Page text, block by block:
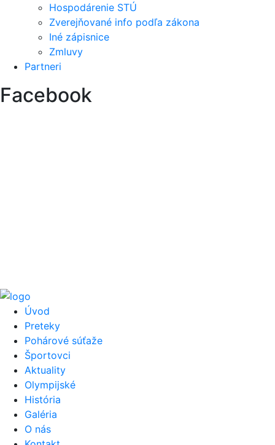
Hospodárenie STÚ
Zverejňované info podľa zákona
Iné zápisnice
Zmluvy
Partneri
Facebook
Úvod
Preteky
Pohárové súťaže
Športovci
Aktuality
Olympijské
História
Galéria
O nás